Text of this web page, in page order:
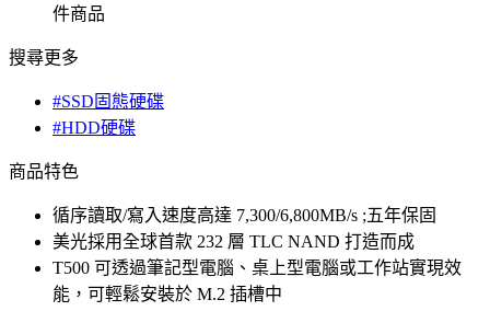
件商品
搜尋更多
#SSD固態硬碟
#HDD硬碟
商品特色
循序讀取/寫入速度高達 7,300/6,800MB/s ;五年保固
美光採用全球首款 232 層 TLC NAND 打造而成
T500 可透過筆記型電腦、桌上型電腦或工作站實現效
能，可輕鬆安裝於 M.2 插槽中